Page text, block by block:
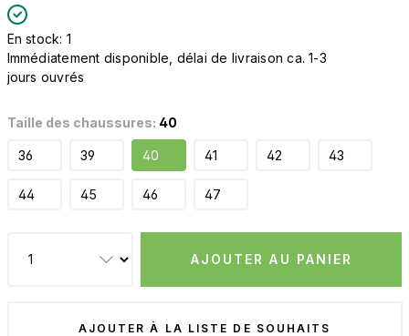
En stock: 1
Immédiatement disponible, délai de livraison ca. 1-3
jours ouvrés
Taille des chaussures: 40
36 39 40 41 42 43
44 45 46 47
AJOUTER AU PANIER
AJOUTER À LA LISTE DE SOUHAITS